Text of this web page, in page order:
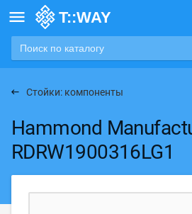

Стойки: компоненты
Hammond
RDRW1900316LG1